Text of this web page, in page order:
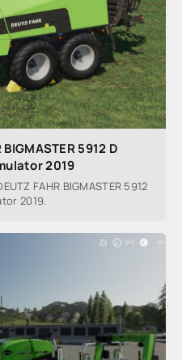
5912 D
2019
FAHR BIGMASTER 5912
2019.